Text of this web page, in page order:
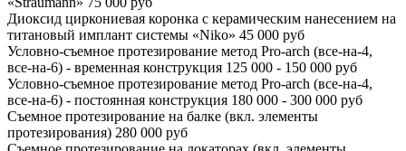
Диоксид циркониевая коронка с керамическим нанесением на
титановый имплант системы «Niko» 45 000 руб
Условно-съемное протезирование метод Pro-arch (все-на-4,
все-на-6) - временная конструкция 125 000 - 150 000 руб
Условно-съемное протезирование метод Pro-arch (все-на-4,
все-на-6) - постоянная конструкция 180 000 - 300 000 руб
Съемное протезирование на балке (вкл. элементы
протезирования) 280 000 руб